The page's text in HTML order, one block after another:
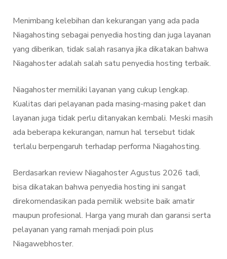
Menimbang kelebihan dan kekurangan yang ada pada
Niagahosting sebagai penyedia hosting dan juga layanan
yang diberikan, tidak salah rasanya jika dikatakan bahwa
Niagahoster adalah salah satu penyedia hosting terbaik.
Niagahoster memiliki layanan yang cukup lengkap.
Kualitas dari pelayanan pada masing-masing paket dan
layanan juga tidak perlu ditanyakan kembali. Meski masih
ada beberapa kekurangan, namun hal tersebut tidak
terlalu berpengaruh terhadap performa Niagahosting.
Berdasarkan review Niagahoster Agustus 2026 tadi,
bisa dikatakan bahwa penyedia hosting ini sangat
direkomendasikan pada pemilik website baik amatir
maupun profesional. Harga yang murah dan garansi serta
pelayanan yang ramah menjadi poin plus
Niagawebhoster.